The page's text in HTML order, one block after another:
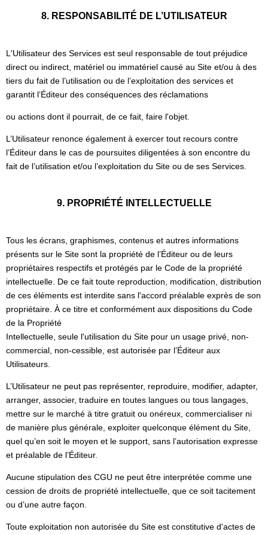
8. RESPONSABILITÉ DE L’UTILISATEUR
L'Utilisateur des Services est seul responsable de tout préjudice
direct ou indirect, matériel ou immatériel causé au Site et/ou à des
tiers du fait de l’utilisation ou de l’exploitation des services et
garantit l’Éditeur des conséquences des réclamations
ou actions dont il pourrait, de ce fait, faire l'objet.
L’Utilisateur renonce également à exercer tout recours contre
l’Éditeur dans le cas de poursuites diligentées à son encontre du
fait de l’utilisation et/ou l’exploitation du Site ou de ses Services.
9. PROPRIÉTÉ INTELLECTUELLE
Tous les écrans, graphismes, contenus et autres informations
présents sur le Site sont la propriété de l’Éditeur ou de leurs
propriétaires respectifs et protégés par le Code de la propriété
intellectuelle. De ce fait toute reproduction, modification, distribution
de ces éléments est interdite sans l'accord préalable exprès de son
propriétaire. À ce titre et conformément aux dispositions du Code
de la Propriété
Intellectuelle, seule l'utilisation du Site pour un usage privé, non-
commercial, non-cessible, est autorisée par l’Éditeur aux
Utilisateurs.
L’Utilisateur ne peut pas représenter, reproduire, modifier, adapter,
arranger, associer, traduire en toutes langues ou tous langages,
mettre sur le marché à titre gratuit ou onéreux, commercialiser ni
de manière plus générale, exploiter quelconque élément du Site,
quel qu’en soit le moyen et le support, sans l’autorisation expresse
et préalable de l’Éditeur.
Aucune stipulation des CGU ne peut être interprétée comme une
cession de droits de propriété intellectuelle, que ce soit tacitement
ou d’une autre façon.
Toute exploitation non autorisée du Site est constitutive d'actes de